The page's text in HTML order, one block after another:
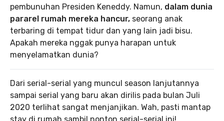
pembunuhan Presiden Keneddy. Namun, dalam dunia
pararel rumah mereka hancur, seorang anak
terbaring di tempat tidur dan yang lain jadi bisu.
Apakah mereka nggak punya harapan untuk
menyelamatkan dunia?
Dari serial-serial yang muncul season lanjutannya
sampai serial yang baru akan dirilis pada bulan Juli
2020 terlihat sangat menjanjikan. Wah, pasti mantap